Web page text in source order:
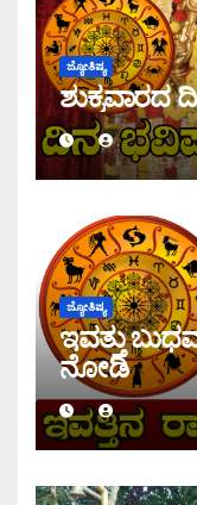
ಜ್ಯೋತಿಷ್ಯ
ಶುಕ್ರವಾರದ
ಜ್ಯೋತಿಷ್ಯ
ಇವತ್ತು
ನೋಡಿ